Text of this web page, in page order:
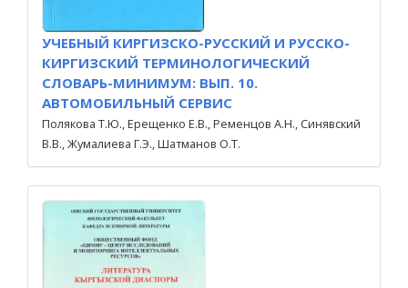
УЧЕБНЫЙ КИРГИЗСКО-РУССКИЙ И РУССКО-
КИРГИЗСКИЙ ТЕРМИНОЛОГИЧЕСКИЙ
СЛОВАРЬ-МИНИМУМ: ВЫП. 10.
АВТОМОБИЛЬНЫЙ СЕРВИС
Полякова Т.Ю., Ерещенко Е.В., Ременцов А.Н., Синявский
В.В., Жумалиева Г.Э., Шатманов О.Т.